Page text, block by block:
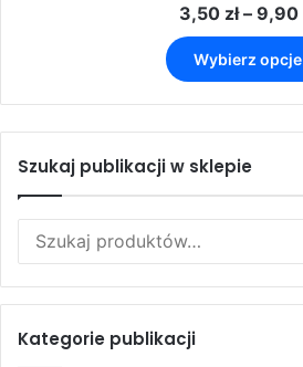
3,50 zł – 9,90
Wybierz opcje
Szukaj publikacji w sklepie
Kategorie publikacji